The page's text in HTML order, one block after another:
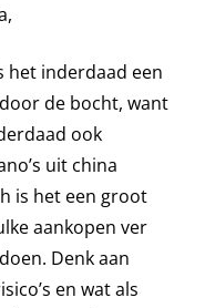
het inderdaad een
de bocht, want
ook
uit china
is het een groot
aankopen ver
Denk aan
en wat als